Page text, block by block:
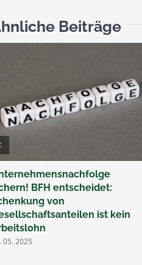
Beiträge
BFH entscheidet:
von
ist kein
05. 2025